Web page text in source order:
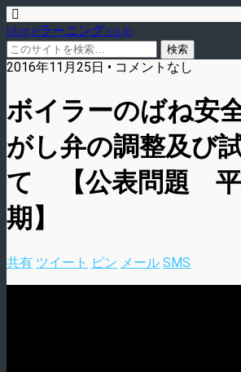
blog.eラーニング.co.jp
2016年11月25日 • コメントなし
ボイラーのばね安
がし弁の調整及び
て 【公表問題 平
期】
共有 ツイート ピン メール SMS